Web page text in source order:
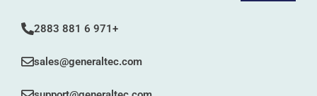
+971 6 881 2883
sales@generaltec.com